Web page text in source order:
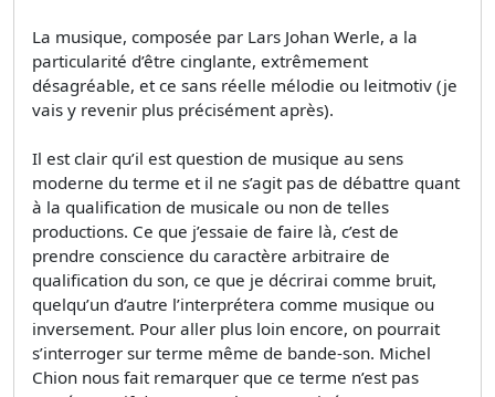
La musique, composée par Lars Johan Werle, a la
particularité d’être cinglante, extrêmement
désagréable, et ce sans réelle mélodie ou leitmotiv (je
vais y revenir plus précisément après).
Il est clair qu’il est question de musique au sens
moderne du terme et il ne s’agit pas de débattre quant
à la qualification de musicale ou non de telles
productions. Ce que j’essaie de faire là, c’est de
prendre conscience du caractère arbitraire de
qualification du son, ce que je décrirai comme bruit,
quelqu’un d’autre l’interprétera comme musique ou
inversement. Pour aller plus loin encore, on pourrait
s’interroger sur terme même de bande-son. Michel
Chion nous fait remarquer que ce terme n’est pas